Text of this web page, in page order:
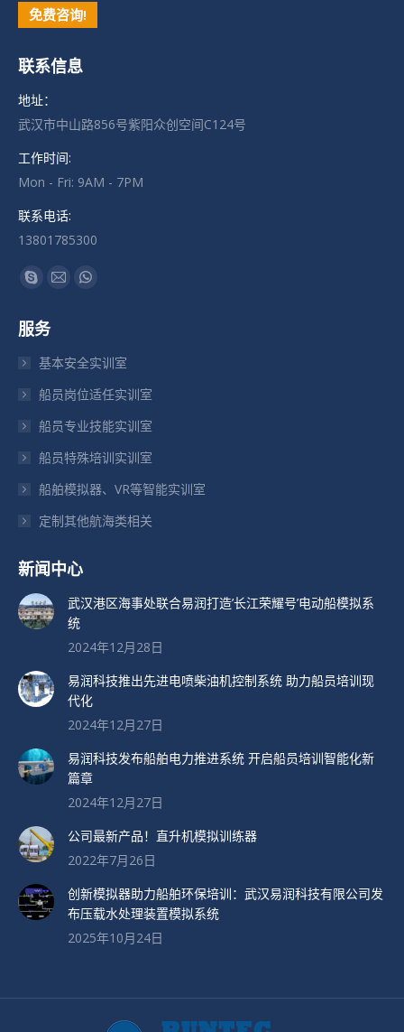
免费咨询!
联系信息
地址：
武汉市中山路856号紫阳众创空间C124号
工作时间:
Mon - Fri: 9AM - 7PM
联系电话:
13801785300
找到我们：
Skype
在
新
口
中
打
Mail
新
口
中
打
Whatsapp
新
口
中
打
服务
基本安全实训室
船员岗位适任实训室
船员专业技能实训室
船员特殊培训实训室
船舶模拟器、VR等智能实训室
定制其他航海类相关
新闻中心
武汉港区海事处联合易润打造’长江荣耀号’电动船模拟系
统
2024年12月28日
易润科技推出先进电喷柴油机控制系统 助力船员培训现
代化
2024年12月27日
易润科技发布船舶电力推进系统 开启船员培训智能化新
篇章
2024年12月27日
公司最新产品！直升机模拟训练器
2022年7月26日
创新模拟器助力船舶环保培训：武汉易润科技有限公司发
布压载水处理装置模拟系统
2025年10月24日